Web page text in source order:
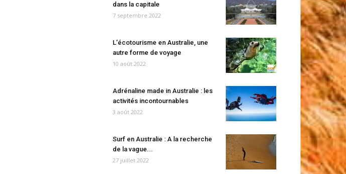
dans la capitale
7 septembre 2022
L’écotourisme en Australie, une
autre forme de voyage
10 août 2022
Adrénaline made in Australie : les
activités incontournables
3 août 2022
Surf en Australie : A la recherche
de la vague...
27 juillet 2022